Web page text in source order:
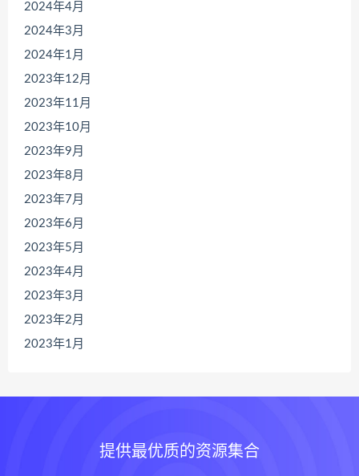
2024年4月
2024年3月
2024年1月
2023年12月
2023年11月
2023年10月
2023年9月
2023年8月
2023年7月
2023年6月
2023年5月
2023年4月
2023年3月
2023年2月
2023年1月
提供最优质的资源集合